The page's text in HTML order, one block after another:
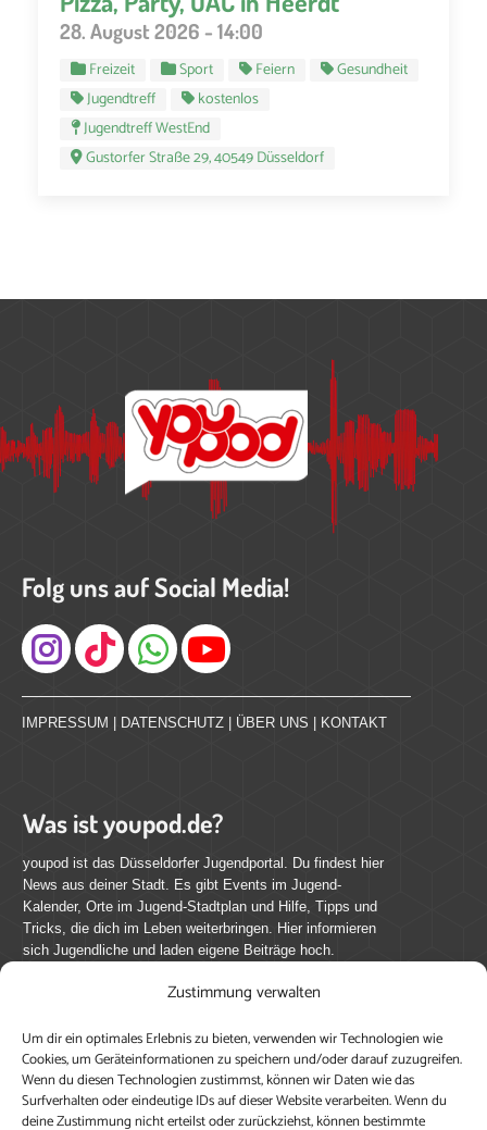
Zustimmung verwalten
Um dir ein optimales Erlebnis zu bieten, verwenden wir Technologien wie
Cookies, um Geräteinformationen zu speichern und/oder darauf zuzugreifen.
Wenn du diesen Technologien zustimmst, können wir Daten wie das
Surfverhalten oder eindeutige IDs auf dieser Website verarbeiten. Wenn du
deine Zustimmung nicht erteilst oder zurückziehst, können bestimmte
28. August 2026 - 14:00
Freizeit Sport Feiern
Gesundheit
Jugendtreff
kostenlos
Jugendtreff WestEnd
Gustorfer Straße 29, 40549 Düsseldorf
Folg uns auf Social Media!
Instagram
IMPRESSUM DATENSCHUTZ ÜBER UNS KONTAKT
Was ist youpod.de?
youpod ist das Düsseldorfer Jugendportal. Du findest hier
News aus deiner Stadt. Es gibt Events im Jugend-
Kalender, Orte im Jugend-Stadtplan und Hilfe, Tipps und
Tricks, die dich im Leben weiterbringen. Hier informieren
sich Jugendliche und laden eigene Beiträge hoch.
Mach mit bei youpod.de!
youpod.de lebt von Menschen wie dir. Sammel
journalistische Erfahrung, teile deine Perspektive und
veröffentliche deine Beiträge auf youpod.de.Du musst
dich anmelden, um alle Funktionen nutzen zu können, ein